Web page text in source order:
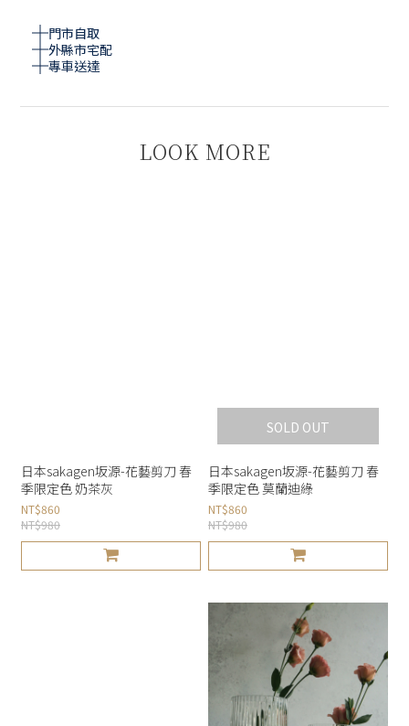
門市自取
外縣市宅配
專車送達
LOOK MORE
日本sakagen坂源-花藝剪刀 春
季限定色 奶茶灰
NT$860
NT$980
SOLD OUT
日本sakagen坂源-花藝剪刀 春
季限定色 莫蘭迪綠
NT$860
NT$980